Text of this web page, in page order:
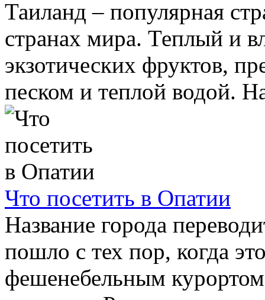
Таиланд – популярная
странах мира. Теплый и
экзотических фруктов,
песком и теплой водой.
Что посетить в Опатии
Название города
пошло с тех пор, когда
фешенебельным